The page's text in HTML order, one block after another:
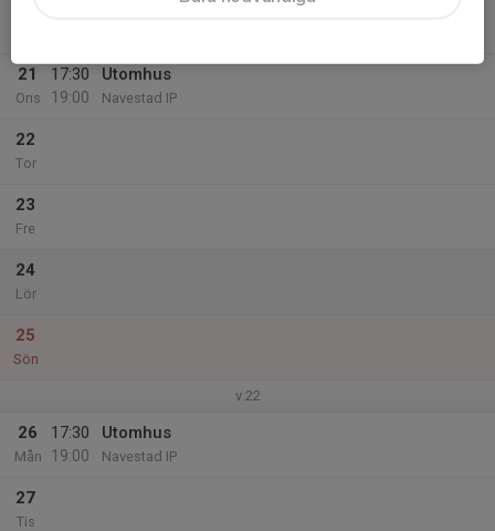
21
Ons
17:30
19:00
Utomhus
Navestad IP
22
Tor
23
Fre
24
Lör
25
Sön
v.22
26
Mån
17:30
19:00
Utomhus
Navestad IP
27
Tis